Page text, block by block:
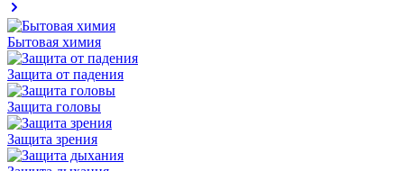
Бытовая химия
Защита от падения
Защита головы
Защита зрения